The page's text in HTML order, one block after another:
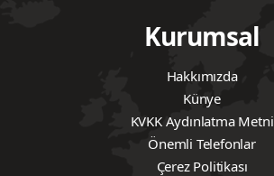
Kurumsal
Hakkımızda
Künye
KVKK Aydınlatma Metni
Önemli Telefonlar
Çerez Politikası